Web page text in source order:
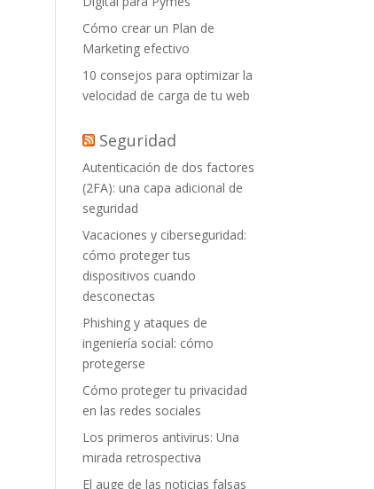
Cómo crear un Plan de
Marketing efectivo
10 consejos para optimizar la
velocidad de carga de tu web
Seguridad
Autenticación de dos factores
(2FA): una capa adicional de
seguridad
Vacaciones y ciberseguridad:
cómo proteger tus
dispositivos cuando
desconectas
Phishing y ataques de
ingeniería social: cómo
protegerse
Cómo proteger tu privacidad
en las redes sociales
Los primeros antivirus: Una
mirada retrospectiva
El auge de las noticias falsas